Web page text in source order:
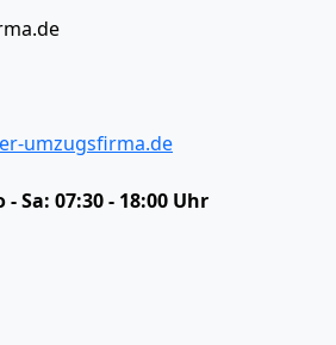
umzugsfirma.de
- Sa: 07:30 - 18:00 Uhr